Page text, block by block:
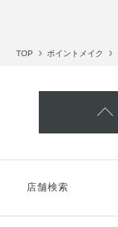
TOP ポイントメイク
店舗検索